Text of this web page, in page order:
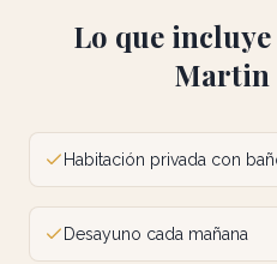
Lo que
Martin
Habitación privada con
Desayuno cada mañana